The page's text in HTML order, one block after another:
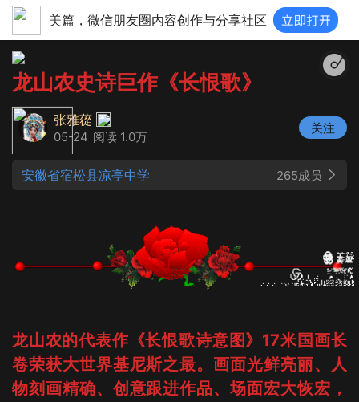
美篇，微信朋友圈内容创作与分享社区
龙山农史诗巨作《长恨歌》
张雅蓯
05-24 阅读 1.0万
关注
安徽省宿松县凉亭中学 265成员
龙山农的代表作《长恨歌诗意图》17米国画长
卷荣获大世界基尼斯之最。画面光鲜亮丽、人
物刻画精确、创意跟进作品、场面宏大恢宏，